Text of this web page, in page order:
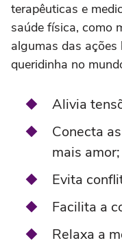
terapêuticas e
saúde física, como
algumas das
queridinha no
Alivia
Conecta
mais amor;
Evita
Facilita a
Relaxa a